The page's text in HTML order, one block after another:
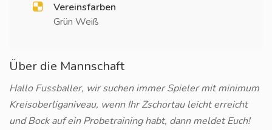
Vereinsfarben
Grün Weiß
Über die Mannschaft
Hallo Fussballer, wir suchen immer Spieler mit minimum
Kreisoberliganiveau, wenn Ihr Zschortau leicht erreicht
und Bock auf ein Probetraining habt, dann meldet Euch!